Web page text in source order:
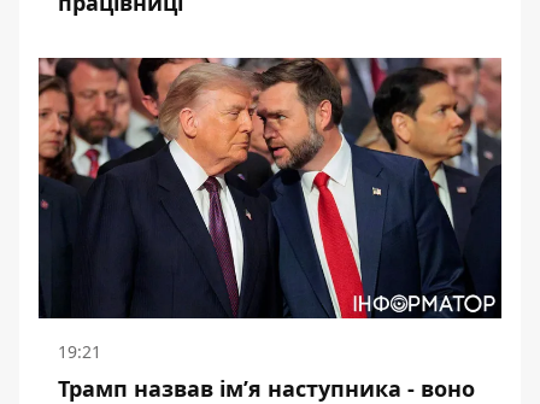
19:21
Трамп назвав імʼя наступника - воно